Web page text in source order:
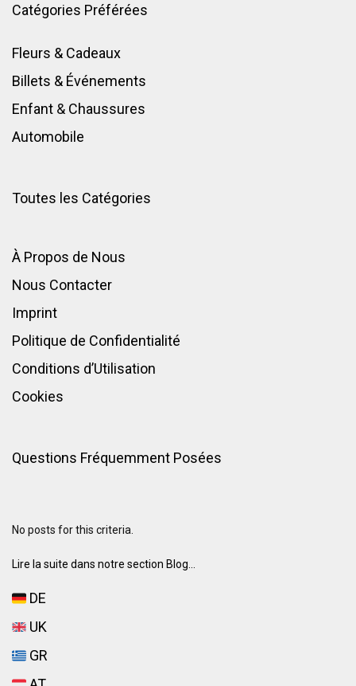
Catégories Préférées
Fleurs & Cadeaux
Billets & Événements
Enfant & Chaussures
Automobile
Toutes les Catégories
À Propos de Nous
Nous Contacter
Imprint
Politique de Confidentialité
Conditions d’Utilisation
Cookies
Questions Fréquemment Posées
No posts for this criteria.
Lire la suite dans notre section Blog...
DE
UK
GR